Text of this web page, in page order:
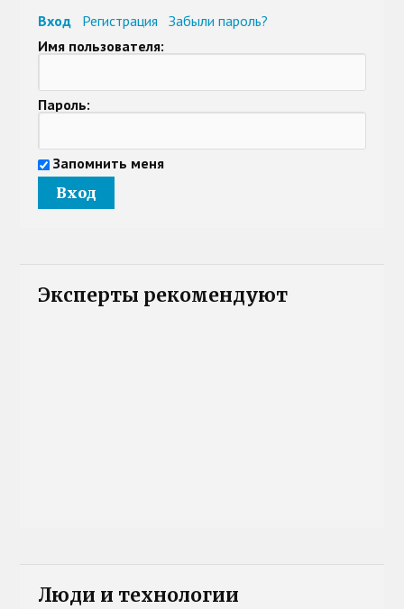
Вход Регистрация
Забыли пароль?
Имя пользователя:
Пароль:
Запомнить меня
Эксперты рекомендуют
Люди и технологии